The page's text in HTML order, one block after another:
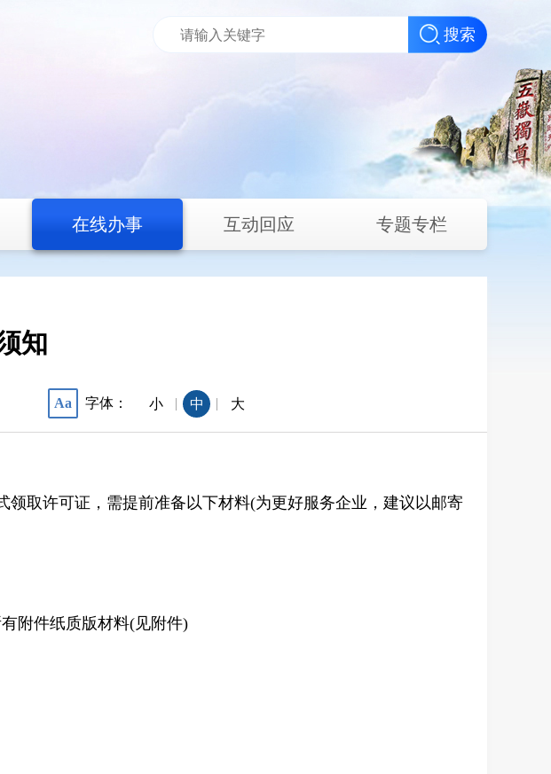
搜索
在线办事 互动回应 专题专栏
知
Aa 字体： 小 | 中 | 大
取许可证，需提前准备以下材料(为更好服务企业，建议以邮寄
附件纸质版材料(见附件)